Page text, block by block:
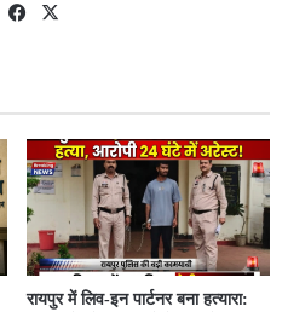
We
Fac
रायपुर में लिव-इन पार्टनर बना हत्यारा: